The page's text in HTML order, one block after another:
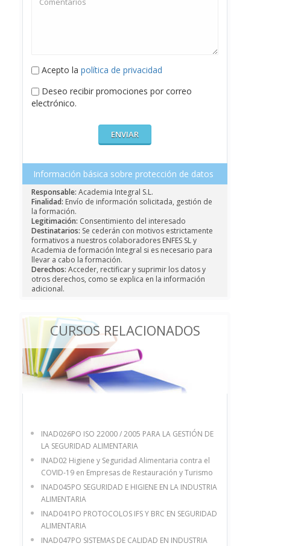
Acepto la política de privacidad
Deseo recibir promociones por correo
electrónico.
Información básica sobre protección de datos
Responsable: Academia Integral S.L.
Finalidad: Envío de información solicitada, gestión de
la formación.
Legitimación: Consentimiento del interesado
Destinatarios: Se cederán con motivos estrictamente
formativos a nuestros colaboradores ENFES SL y
Academia de formación Integral si es necesario para
llevar a cabo la formación.
Derechos: Acceder, rectificar y suprimir los datos y
otros derechos, como se explica en la información
adicional.
CURSOS RELACIONADOS
INAD026PO ISO 22000 / 2005 PARA LA GESTIÓN DE
LA SEGURIDAD ALIMENTARIA
INAD02 Higiene y Seguridad Alimentaria contra el
COVID-19 en Empresas de Restauración y Turismo
INAD045PO SEGURIDAD E HIGIENE EN LA INDUSTRIA
ALIMENTARIA
INAD041PO PROTOCOLOS IFS Y BRC EN SEGURIDAD
ALIMENTARIA
INAD047PO SISTEMAS DE CALIDAD EN INDUSTRIA